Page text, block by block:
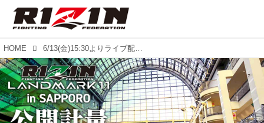
HOME 6/13(金)15:30よりライブ配信！RIZIN LANDMARK 11 in SAPPORO 公開計量